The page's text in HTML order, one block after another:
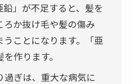
鉛」が不足すると、髪を
ろか抜け毛や髪の傷み
うことになります。「亜
作ります。
過ぎは、重大な病気に